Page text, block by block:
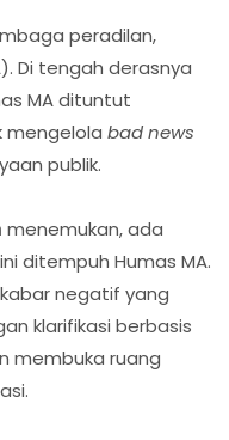
peradilan,
Di tengah derasnya
MA dituntut
bad news
publik.
menemukan, ada
ditempuh Humas MA.
negatif yang
klarifikasi berbasis
membuka ruang